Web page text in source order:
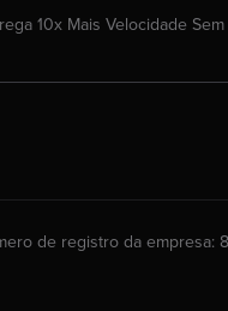
10x Mais Velocidade
de registro da empresa: